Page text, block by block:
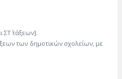
τάξεων].
των δημοτικών σχολείων, με